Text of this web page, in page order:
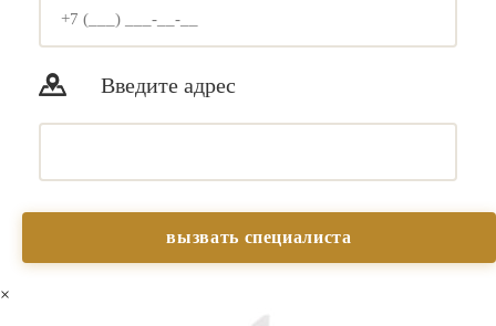
Введите адрес
×